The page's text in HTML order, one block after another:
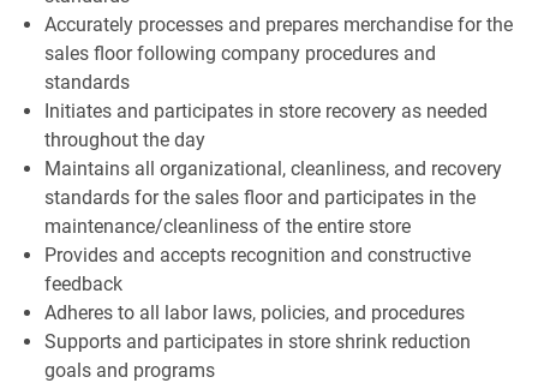
Accurately processes and prepares merchandise for the
sales floor following company procedures and
standards
Initiates and participates in store recovery as needed
throughout the day
Maintains all organizational, cleanliness, and recovery
standards for the sales floor and participates in the
maintenance/cleanliness of the entire store
Provides and accepts recognition and constructive
feedback
Adheres to all labor laws, policies, and procedures
Supports and participates in store shrink reduction
goals and programs